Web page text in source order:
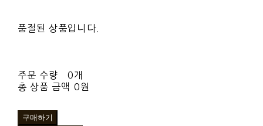
품절된 상품입니다.
주문 수량
0개
총 상품 금액 0원
구매하기